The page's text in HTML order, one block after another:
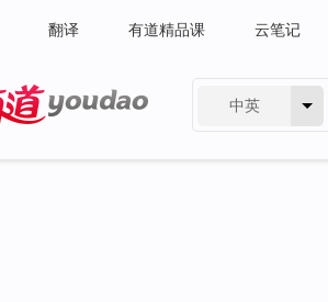
翻译 有道精品课 云笔记
中英